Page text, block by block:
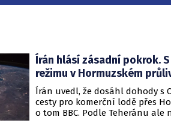
Írán hlásí zásadní pokrok.
režimu v Hormuzském
Írán uvedl, že dosáhl dohody s
cesty pro komerční lodě přes
o tom BBC. Podle Teheránu ale